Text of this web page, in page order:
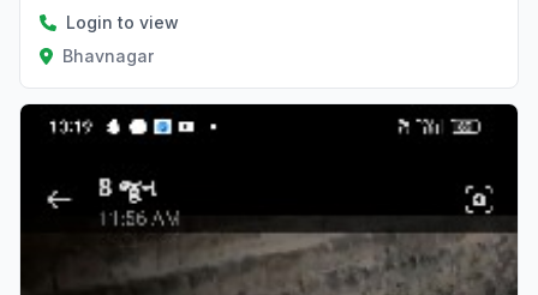
Login to view
Bhavnagar